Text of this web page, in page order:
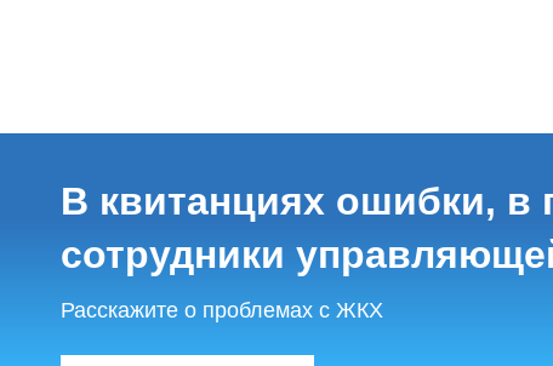
В квитанциях ошибки, в
сотрудники
Расскажите о проблемах с ЖКХ